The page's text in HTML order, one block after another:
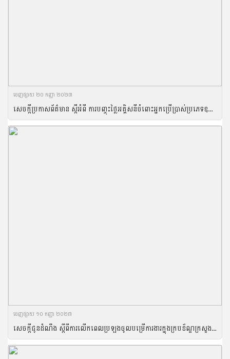
ចេញ​ផ្សាយ​ ២០ កញ្ញា ២០២៣
សេចក្តីប្រកាសព័ត៌មាន ស្ដីអំពី ការបញ្ចុះថ្លៃអគ្គិសនីចំពោះអ្នកប្រើប្រាស់ប្រភេទឧស្សាហកម្ម និងកសិកម្ម
ចេញ​ផ្សាយ​ ១០ កញ្ញា ២០២៣
សេចក្តីជូនដំណឹង ស្តីពីការលើកពេលប្រឡងចូលបម្រើការងារក្នុងក្របខ័ណ្ឌក្រសួងកសិកម្ម រុក្ខាប្រមាញ់ និងនេសាទ សម្រាប់ឆ្នាំ២០២៣